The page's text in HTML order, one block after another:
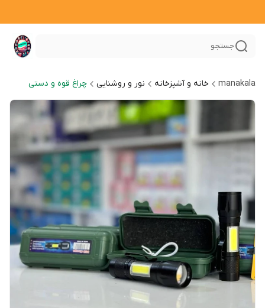
جستجو
manakala خانه و آشپزخانه نور و روشنایی چراغ قوه و دستی